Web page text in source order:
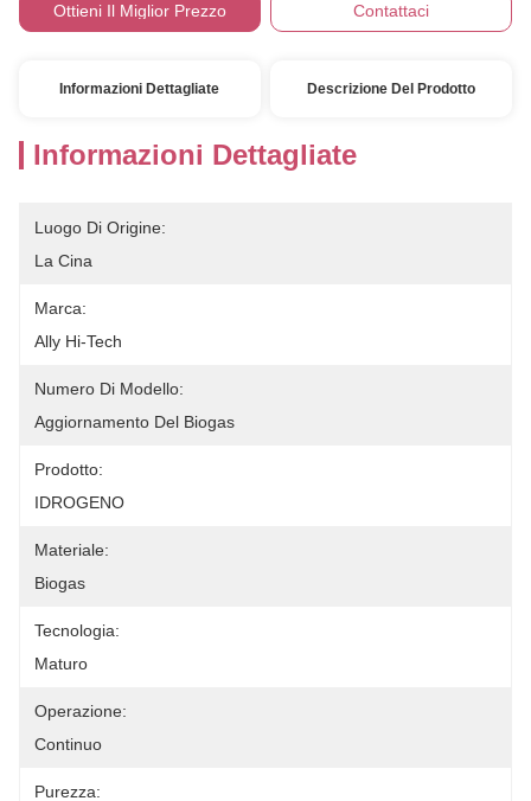
Ottieni Il Miglior Prezzo Contattaci
Informazioni Dettagliate Descrizione Del Prodotto
Informazioni Dettagliate
Luogo Di Origine:
La Cina
Marca:
Ally Hi-Tech
Numero Di Modello:
Aggiornamento Del Biogas
Prodotto:
IDROGENO
Materiale:
Biogas
Tecnologia:
Maturo
Operazione:
Continuo
Purezza: